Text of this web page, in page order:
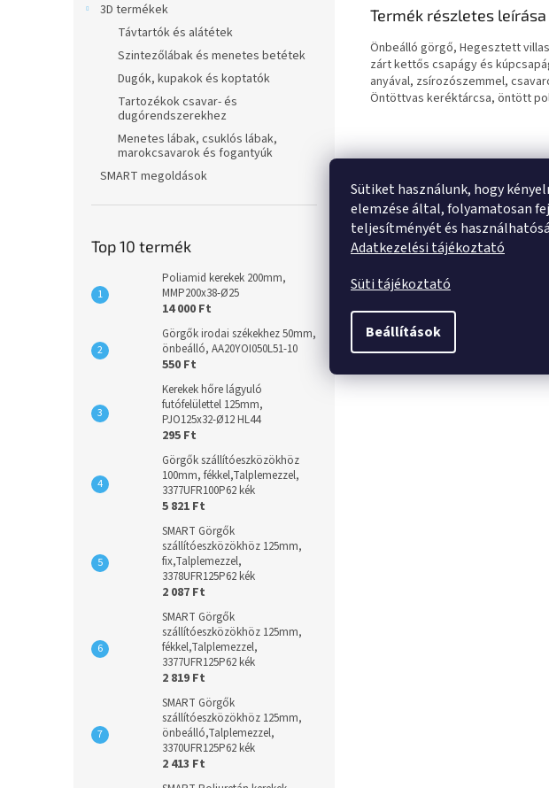
Sütiket használunk, hogy
elemzése által, folyamatosan
teljesítményét és
Adatkezelési tájékoztató
Süti tájékoztató
Beállítások
3D termékek
Távtartók és alátétek
Szintezőlábak és menetes betétek
Dugók, kupakok és koptatók
Tartozékok csavar- és
dugórendszerekhez
Menetes lábak, csuklós lábak,
marokcsavarok és fogantyúk
SMART megoldások
Top 10 termék
Poliamid kerekek 200mm,
MMP200x38-Ø25
14 000 Ft
Görgők irodai székekhez 50mm,
önbeálló, AA20YOI050L51-10
550 Ft
Kerekek hőre lágyuló
futófelülettel 125mm,
PJO125x32-Ø12 HL44
295 Ft
Görgők szállítóeszközökhöz
100mm, fékkel,Talplemezzel,
3377UFR100P62 kék
5 821 Ft
SMART Görgők
szállítóeszközökhöz 125mm,
fix,Talplemezzel,
3378UFR125P62 kék
2 087 Ft
SMART Görgők
szállítóeszközökhöz 125mm,
fékkel,Talplemezzel,
3377UFR125P62 kék
2 819 Ft
SMART Görgők
szállítóeszközökhöz 125mm,
önbeálló,Talplemezzel,
3370UFR125P62 kék
2 413 Ft
Termék részletes leírása
Önbeálló görgő, Hegesztett
zárt kettős csapágy és
anyával, zsírozószemmel,
Öntöttvas keréktárcsa, öntött